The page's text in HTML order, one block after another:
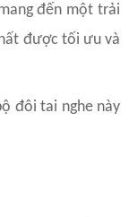
đến một trải
được tối ưu và
đôi tai nghe này